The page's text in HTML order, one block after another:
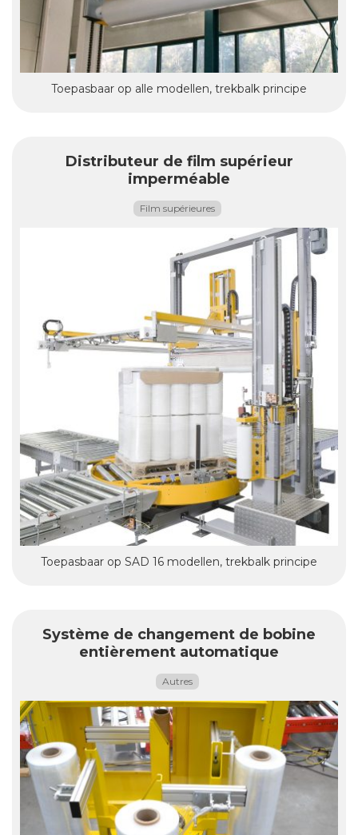
Toepasbaar op alle modellen, trekbalk principe
Distributeur de film supérieur
imperméable
Film supérieures
Toepasbaar op SAD 16 modellen, trekbalk principe
Système de changement de bobine
entièrement automatique
Autres